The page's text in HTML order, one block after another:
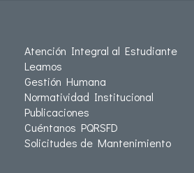
Atención Integral al Estudiante
Leamos
Gestión Humana
Normatividad Institucional
Publicaciones
Cuéntanos PQRSFD
Solicitudes de Mantenimiento